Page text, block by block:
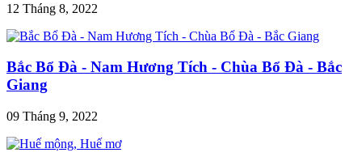
12 Tháng 8, 2022
Bắc Bổ Đà - Nam Hương Tích - Chùa Bổ Đà - Bắc
Giang
09 Tháng 9, 2022